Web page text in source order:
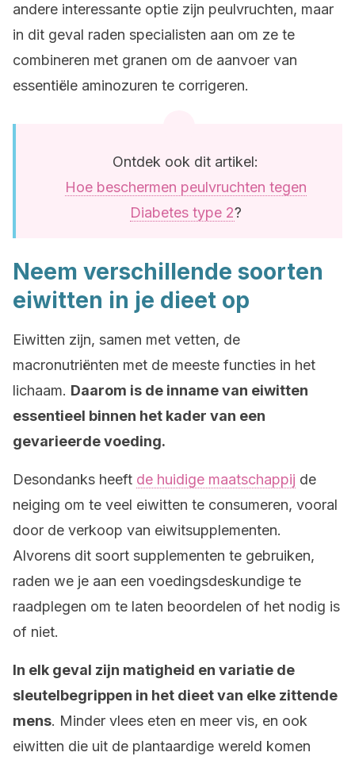
andere interessante optie zijn peulvruchten, maar
in dit geval raden specialisten aan om ze te
combineren met granen om de aanvoer van
essentiële aminozuren te corrigeren.
Ontdek ook dit artikel:
Hoe beschermen peulvruchten tegen
Diabetes type 2?
Neem verschillende soorten
eiwitten in je dieet op
Eiwitten zijn, samen met vetten, de
macronutriënten met de meeste functies in het
lichaam. Daarom is de inname van eiwitten
essentieel binnen het kader van een
gevarieerde voeding.
Desondanks heeft de huidige maatschappij de
neiging om te veel eiwitten te consumeren, vooral
door de verkoop van eiwitsupplementen.
Alvorens dit soort supplementen te gebruiken,
raden we je aan een voedingsdeskundige te
raadplegen om te laten beoordelen of het nodig is
of niet.
In elk geval zijn matigheid en variatie de
sleutelbegrippen in het dieet van elke zittende
mens. Minder vlees eten en meer vis, en ook
eiwitten die uit de plantaardige wereld komen